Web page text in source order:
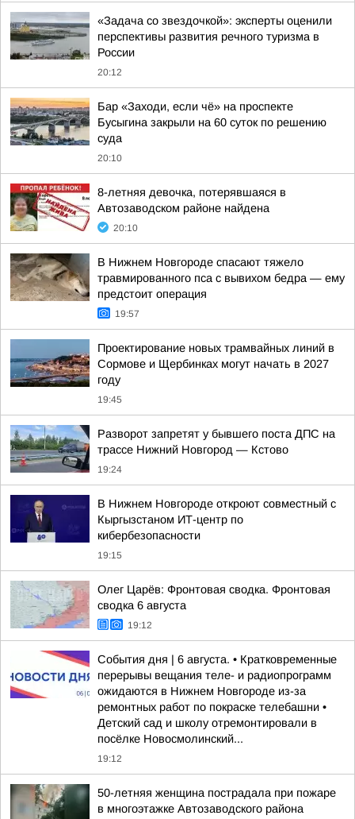
«Задача со звездочкой»: эксперты оценили
перспективы развития речного туризма в
России
20:12
Бар «Заходи, если чё» на проспекте
Бусыгина закрыли на 60 суток по решению
суда
20:10
8-летняя девочка, потерявшаяся в
Автозаводском районе найдена
20:10
В Нижнем Новгороде спасают тяжело
травмированного пса с вывихом бедра — ему
предстоит операция
19:57
Проектирование новых трамвайных линий в
Сормове и Щербинках могут начать в 2027
году
19:45
Разворот запретят у бывшего поста ДПС на
трассе Нижний Новгород — Кстово
19:24
В Нижнем Новгороде откроют совместный с
Кыргызстаном ИТ-центр по
кибербезопасности
19:15
Олег Царёв: Фронтовая сводка. Фронтовая
сводка 6 августа
19:12
События дня | 6 августа. • Кратковременные
перерывы вещания теле- и радиопрограмм
ожидаются в Нижнем Новгороде из-за
ремонтных работ по покраске телебашни •
Детский сад и школу отремонтировали в
посёлке Новосмолинский...
19:12
50-летняя женщина пострадала при пожаре
в многоэтажке Автозаводского района